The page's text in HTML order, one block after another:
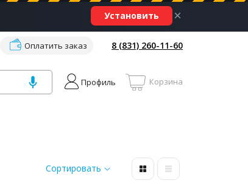
Установить ×
Оплатить заказ 8 (831) 260-11-60
Профиль Корзина
Сортировать